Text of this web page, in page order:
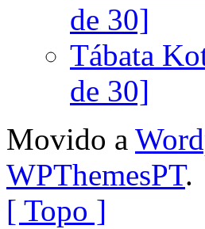
de 30]
Tábata
de 30]
Movido a
WPThemesPT.
[ Topo ]